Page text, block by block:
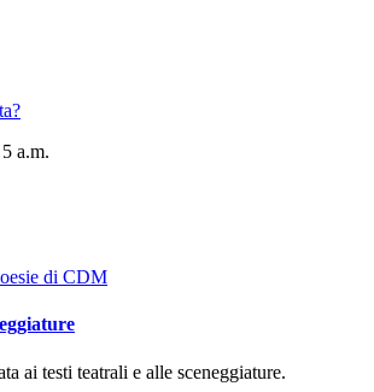
a.m.
di CDM
ai testi teatrali e alle sceneggiature.